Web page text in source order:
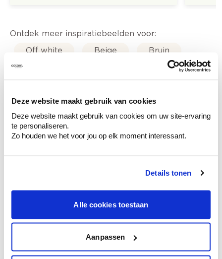
Deze website maakt gebruik van cookies
Deze website maakt gebruik van cookies om uw site-ervaring
te personaliseren.
Zo houden we het voor jou op elk moment interessant.
Details tonen
Alle cookies toestaan
Aanpassen
Ontdek meer inspiratiebeelden voor:
Off white
Beige Bruin
Eetkamer
Woonkamer
Ga samen met de kleuradviseur door je
en je meubels.
Krijg ineens een technologische check-up
van je muren.